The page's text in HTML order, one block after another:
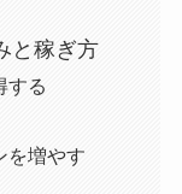
と稼ぎ方
する
を増やす